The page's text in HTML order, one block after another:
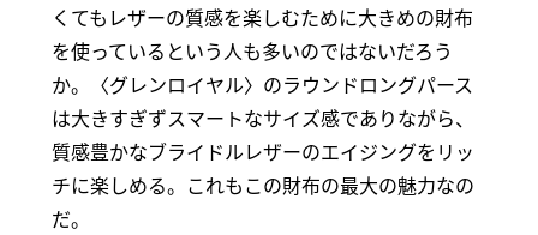
くてもレザーの質感を楽しむために大きめの財布
を使っているという人も多いのではないだろう
か。〈グレンロイヤル〉のラウンドロングパース
は大きすぎずスマートなサイズ感でありながら、
質感豊かなブライドルレザーのエイジングをリッ
チに楽しめる。これもこの財布の最大の魅力なの
だ。